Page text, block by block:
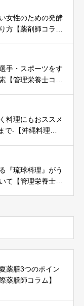
女性のための発酵
方【薬剤師コラ
手・スポーツをす
【管理栄養士コラ
料理にもおススメ
で-【沖縄料理研
『琉球料理』がう
て【管理栄養士コ
薬膳3つのポイン
薬膳師コラム】